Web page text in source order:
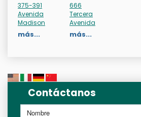
375-391
Avenida
Madison
más...
666
Tercera
Avenida
más...
Contáctanos